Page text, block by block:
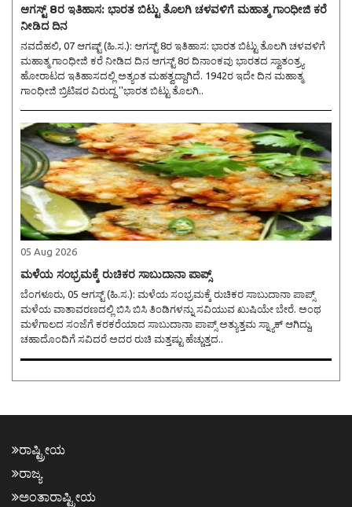
ಆಗಸ್ಟ್ 8ರ ಇತಿಹಾಸ: ಭಾರತ ಬಿಟ್ಟು ತೊಲಗಿ ಚಳವಳಿಗೆ ಮಹಾತ್ಮ ಗಾಂಧೀಜಿ ಕರೆ
ನೀಡಿದ ದಿನ
ನವದೆಹಲಿ, 07 ಆಗಷ್ಟ್ (ಹಿ.ಸ.): ಆಗಸ್ಟ್ 8ರ ಇತಿಹಾಸ: ಭಾರತ ಬಿಟ್ಟು ತೊಲಗಿ ಚಳವಳಿಗೆ
ಮಹಾತ್ಮ ಗಾಂಧೀಜಿ ಕರೆ ನೀಡಿದ ದಿನ ಆಗಸ್ಟ್ 8ರ ದಿನಾಂಕವು ಭಾರತದ ಸ್ವಾತಂತ್ರ್ಯ
ಹೋರಾಟದ ಇತಿಹಾಸದಲ್ಲಿ ಅತ್ಯಂತ ಮಹತ್ವದ್ದಾಗಿದೆ. 1942ರ ಇದೇ ದಿನ ಮಹಾತ್ಮ
ಗಾಂಧೀಜಿ ಬ್ರಿಟಿಷರ ವಿರುದ್ಧ ''ಭಾರತ ಬಿಟ್ಟು ತೊಲಗಿ..
05 Aug 2026
ಮಳೆಯ ಸಂಭ್ರಮಕ್ಕೆ ರುಚಿಕರ ಸಾಬುದಾನಾ ಪಾಪ್ಸ್
ಬೆಂಗಳೂರು, 05 ಆಗಸ್ಟ್ (ಹಿ.ಸ.): ಮಳೆಯ ಸಂಭ್ರಮಕ್ಕೆ ರುಚಿಕರ ಸಾಬುದಾನಾ ಪಾಪ್ಸ್
ಮಳೆಯ ವಾತಾವರಣದಲ್ಲಿ ಬಿಸಿ ಬಿಸಿ ತಿಂಡಿಗಳನ್ನು ಸವಿಯುವ ಖುಷಿಯೇ ಬೇರೆ. ಅಂಥ
ಮಳೆಗಾಲದ ಸಂಜೆಗೆ ಕರಕರೆಯಾದ ಸಾಬುದಾನಾ ಪಾಪ್ಸ್ ಅತ್ಯುತ್ತಮ ಸ್ನ್ಯಾಕ್ ಆಗಿದ್ದು,
ಚಹಾದೊಂದಿಗೆ ಸವಿದರೆ ಅದರ ರುಚಿ ಮತ್ತಷ್ಟು ಹೆಚ್ಚುತ್ತದ..
ರಾಷ್ಟ್ರೀಯ
ರಾಜ್ಯ
ಅಂತಾರಾಷ್ಟ್ರೀಯ